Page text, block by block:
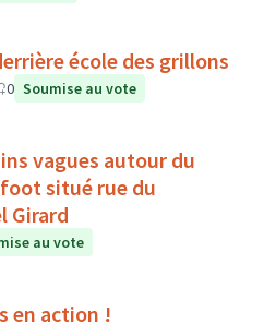
école des grillons
0 Soumise au vote
vagues autour du
situé rue du
Girard
au vote
en action !